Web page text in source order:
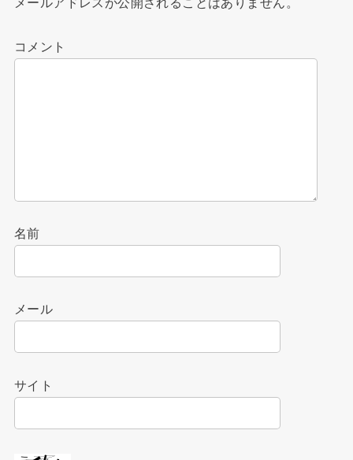
コメント
名前
メール
サイト